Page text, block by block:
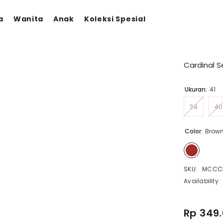
Wanita Anak Koleksi Spesial
Cardinal
Ukuran: 41
39 40
Color: Brown
SKU:
Availability:
Rp